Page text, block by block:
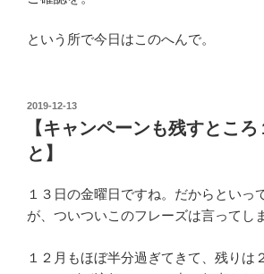
という所で今日はこのへんで。
投
稿
日:
2019-12-13
【キャンペーンも残すとこ
と】
１３日の金曜日ですね。だからといっ
が、ついついこのフレーズは言ってし
１２月もほぼ半分過ぎてきて、残りは